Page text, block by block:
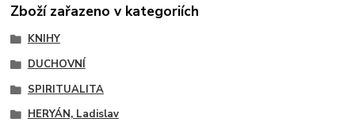
Zboží zařazeno v kategoriích
KNIHY
DUCHOVNÍ
SPIRITUALITA
HERYÁN, Ladislav